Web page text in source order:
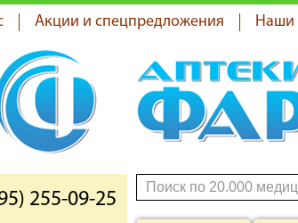
Акции и спецпредложения Наши
255-09-25